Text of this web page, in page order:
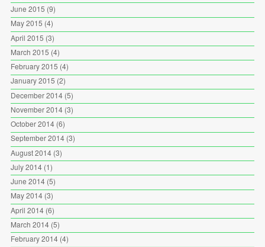
June 2015 (9)
May 2015 (4)
April 2015 (3)
March 2015 (4)
February 2015 (4)
January 2015 (2)
December 2014(5)
November 2014(3)
October 2014(6)
September 2014(3)
August 2014(3)
July 2014(1)
June 2014(5)
May 2014(3)
April 2014(6)
March 2014(5)
February 2014(4)